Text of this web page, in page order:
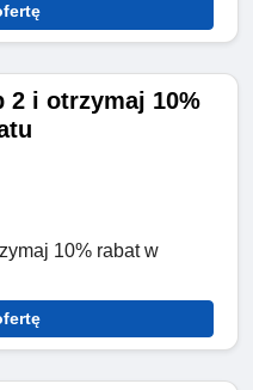
2 i otrzymaj 10%
10% rabat w